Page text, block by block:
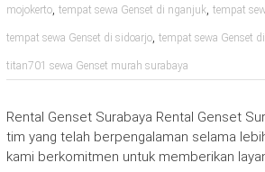
mojokerto, tempat sewa Genset di nganjuk, tempat
tempat sewa Genset di sidoarjo, tempat sewa Genset
titan701 sewa Genset murah surabaya
Rental Genset Surabaya Rental Genset
tim yang telah berpengalaman selama
kami berkomitmen untuk memberikan